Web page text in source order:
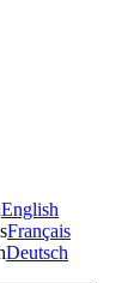
English
Français
Deutsch